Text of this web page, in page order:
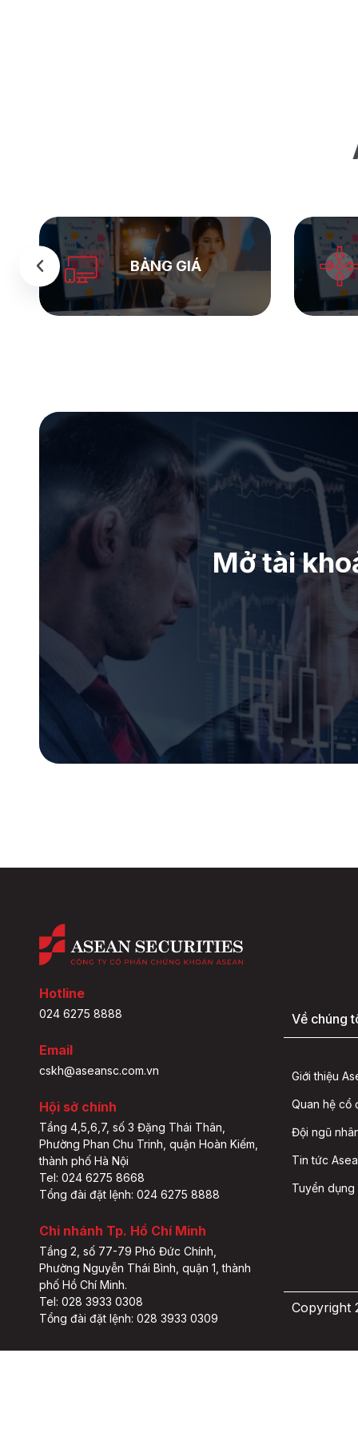
BẢNG GIÁ
Mở tài
Hotline
024 6275 8888
Email
cskh@aseansc.com.vn
Hội sở chính
Tầng 4,5,6,7, số 3 Đặng Thái Thân,
Phường Phan Chu Trinh, quận Hoàn Kiếm,
thành phố Hà Nội
Tel: 024 6275 8668
Tổng đài đặt lệnh: 024 6275 8888
Chi nhánh Tp. Hồ Chí Minh
Tầng 2, số 77-79 Phó Đức Chính,
Phường Nguyễn Thái Bình, quận 1, thành
phố Hồ Chí Minh.
Tel: 028 3933 0308
Tổng đài đặt lệnh: 028 3933 0309
Về chúng
Giới thiệu
Quan hệ cổ
Đội ngũ
Tin tức
Tuyển dụng
Copyright